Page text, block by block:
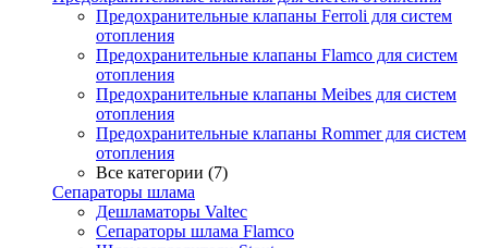
Предохранительные клапаны Ferroli для систем
отопления
Предохранительные клапаны Flamco для систем
отопления
Предохранительные клапаны Meibes для систем
отопления
Предохранительные клапаны Rommer для систем
отопления
Все категории (7)
Сепараторы шлама
Дешламаторы Valtec
Сепараторы шлама Flamco